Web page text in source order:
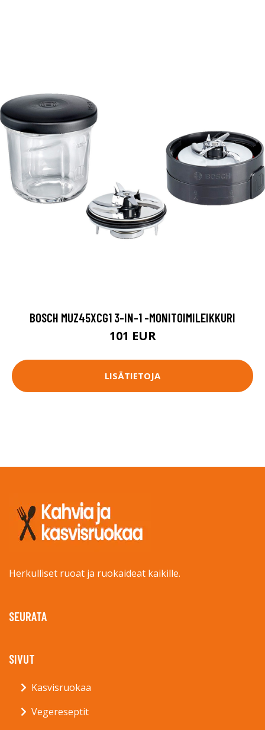
BOSCH MUZ45XCG1 3-IN-1 -MONITOIMILEIKKURI
101 EUR
LISÄTIETOJA
Herkulliset ruoat ja ruokaideat kaikille.
SEURATA
SIVUT
Kasvisruokaa
Vegereseptit